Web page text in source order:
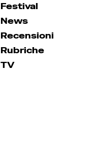
Festival
News
Recensioni
Rubriche
TV